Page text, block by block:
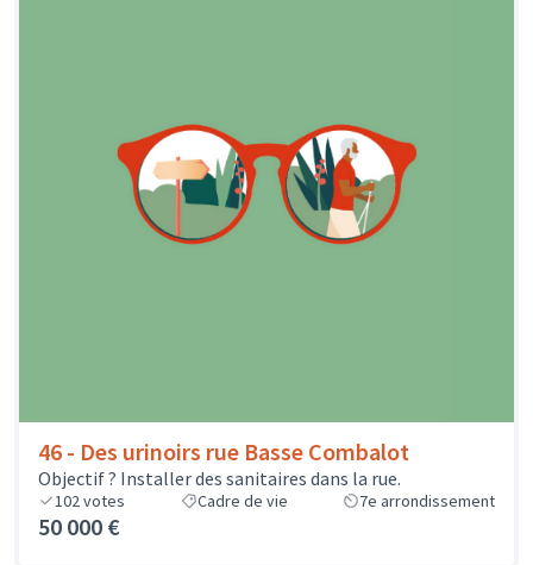
46 - Des urinoirs rue Basse Combalot
Objectif ? Installer des sanitaires dans la rue.
102votes Cadre de vie 7e arrondissement
50 000 €